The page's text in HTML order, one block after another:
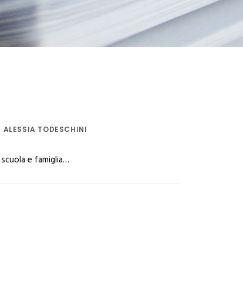
ALESSIA TODESCHINI
e famiglia…